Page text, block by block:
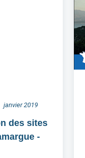
janvier 2019
des sites
-